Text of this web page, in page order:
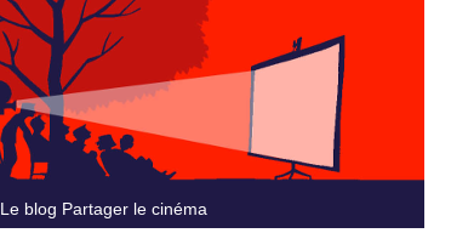
Le blog Partager le cinéma